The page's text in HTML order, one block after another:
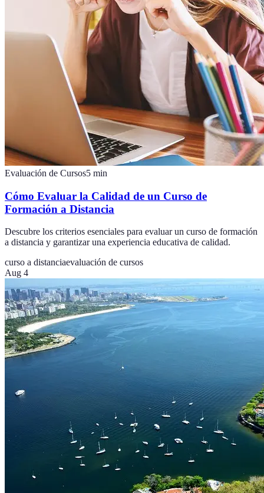
Evaluación de Cursos5 min
Cómo Evaluar la Calidad de un Curso de
Formación a Distancia
Descubre los criterios esenciales para evaluar un curso de formación
a distancia y garantizar una experiencia educativa de calidad.
curso a distanciaevaluación de cursos
Aug 4